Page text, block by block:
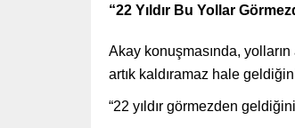
“22 Yıldır Bu Yollar
Akay konuşmasında, yolların
artık kaldıramaz hale
“22 yıldır görmezden